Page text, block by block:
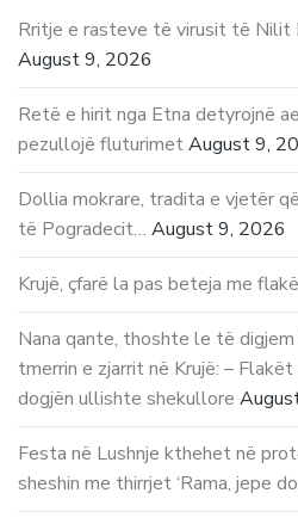
Rritje e rasteve të virusit të Nilit
August 9, 2026
Retë e hirit nga Etna detyrojnë
pezullojë fluturimetAugust 9,
Dollia mokrare, tradita e vjetër
të Pogradecit… August 9, 2026
Krujë, çfarë la pas beteja me
Nana qante, thoshte le të
tmerrin e zjarrit në Krujë: –
dogjën ullishte shekullore
Festa në Lushnje kthehet në
sheshin me thirrjet ‘Rama, jepe